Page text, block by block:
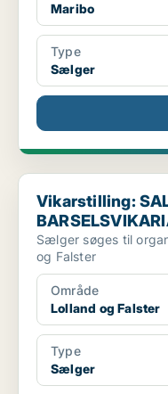
Maribo
Type
Sælger
Vikarstilling:
Vikarstilling:
Sælger søges til
og Falster
Område
Lolland og Falster
Type
Sælger